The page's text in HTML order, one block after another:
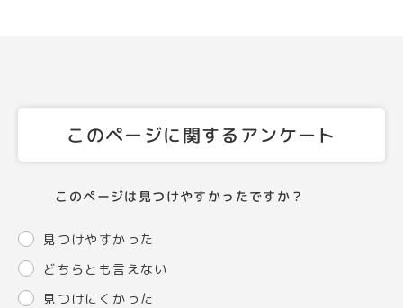
このページに関するアンケート
このページは見つけやすかったですか？
見つけやすかった
どちらとも言えない
見つけにくかった